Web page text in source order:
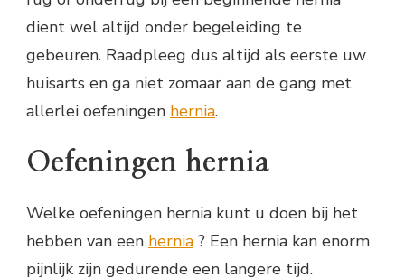
dient wel altijd onder begeleiding te
gebeuren. Raadpleeg dus altijd als eerste uw
huisarts en ga niet zomaar aan de gang met
allerlei oefeningen hernia.
Oefeningen hernia
Welke oefeningen hernia kunt u doen bij het
hebben van een hernia ? Een hernia kan enorm
pijnlijk zijn gedurende een langere tijd.